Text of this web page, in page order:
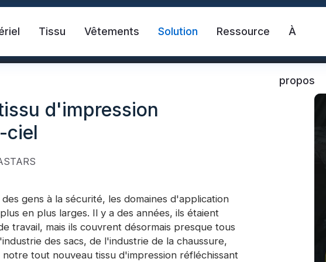
Tissu Vêtements Solution Ressource À
propos
reflectante Chaleco de seguridad Cinta
reflectante de transferencia de calor Tela reflectante
d'impression
ciel
gens à la sécurité, les domaines d'application
en plus larges. Il y a des années, ils étaient
travail, mais ils couvrent désormais presque tous
des sacs, de l'industrie de la chaussure,
tout nouveau tissu d'impression réfléchissant